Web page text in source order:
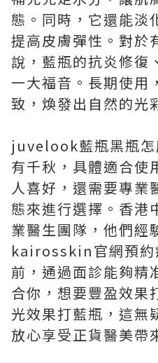
態。同時，它還能淡
提高皮膚彈性。對於
說，藍瓶的抗炎修復
一大福音。長期使用
致，煥發出自然的光
juvelook藍瓶黑瓶怎
有千秋，具體適合使
人喜好，還需要專業
態來進行選擇。香港
業醫生團隊，他們經
kairosskin官網預約
前，通過面診能夠精
合你，想要豐盈效果
光效果打藍瓶，這無
放心享受正貨醫美帶